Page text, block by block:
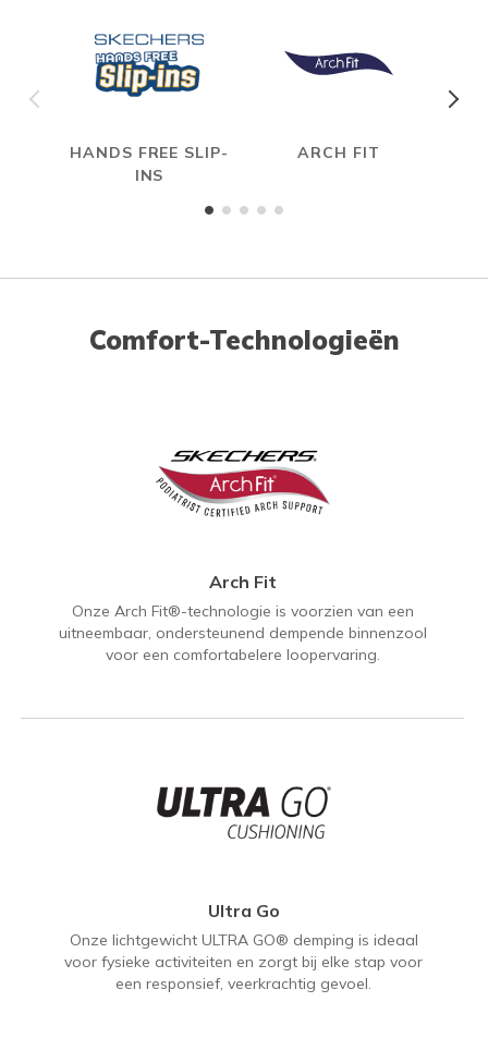
HANDS FREE SLIP-
INS
ARCH FIT
Comfort-Technologieën
Arch Fit
Onze Arch Fit®-technologie is voorzien van een
uitneembaar, ondersteunend dempende binnenzool
voor een comfortabelere loopervaring.
Ultra Go
Onze lichtgewicht ULTRA GO® demping is ideaal
voor fysieke activiteiten en zorgt bij elke stap voor
een responsief, veerkrachtig gevoel.